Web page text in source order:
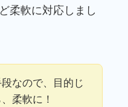
柔軟に対応しまし
なので、目的じ
柔軟に！